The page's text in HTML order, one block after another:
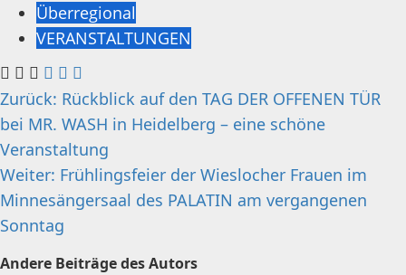
Überregional
VERANSTALTUNGEN
Beitragsnavigation
Zurück: Rückblick auf den TAG DER OFFENEN TÜR
bei MR. WASH in Heidelberg – eine schöne
Veranstaltung
Weiter: Frühlingsfeier der Wieslocher Frauen im
Minnesängersaal des PALATIN am vergangenen
Sonntag
Andere Beiträge des Autors